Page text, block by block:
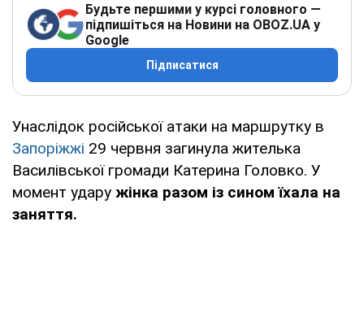
Будьте першими у курсі головного —
підпишіться на Новини на OBOZ.UA у
Google
Підписатися
Унаслідок російської атаки на маршрутку в
Запоріжжі 29 червня загинула жителька
Василівської громади Катерина Головко. У
момент удару жінка разом із сином їхала на
заняття.